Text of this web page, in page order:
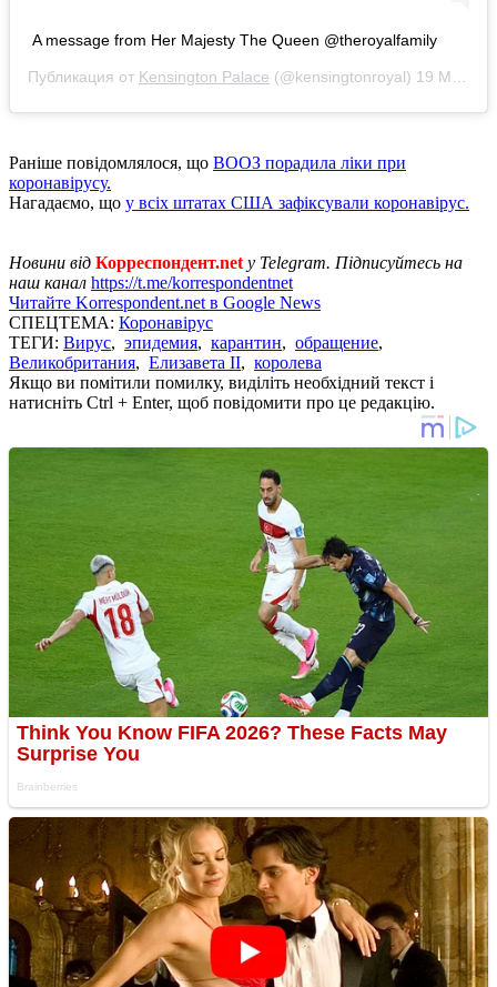
A message from Her Majesty The Queen @theroyalfamily
Публикация от Kensington Palace (@kensingtonroyal) 19 Мар 2020 в 10:14 PDT
Раніше повідомлялося, що ВООЗ порадила ліки при
коронавірусу.
Нагадаємо, що у всіх штатах США зафіксували коронавірус.
Новини від Корреспондент.netу Telegram. Підписуйтесь на
наш канал https://t.me/korrespondentnet
Читайте Korrespondent.net в Google News
СПЕЦТЕМА: Коронавірус
ТЕГИ: Вирус, эпидемия, карантин, обращение,
Великобритания, Елизавета II, королева
Якщо ви помітили помилку, виділіть необхідний текст і
натисніть Ctrl + Enter, щоб повідомити про це редакцію.